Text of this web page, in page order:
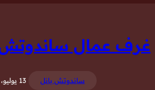
غرف عمال ساندوتش
ساندوتش بانل 13 يوليو، 2026